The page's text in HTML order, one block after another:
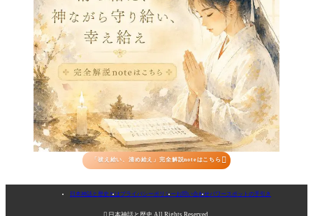
「祓え給い、清め給え」完全解説noteはこちら 
日本神話と歴史とはプライバシーポリシーお問い合わせパワースポットの手引き